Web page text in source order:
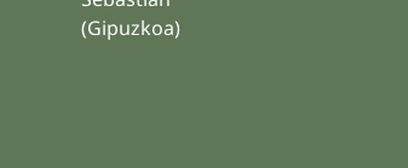
(Gipuzkoa)